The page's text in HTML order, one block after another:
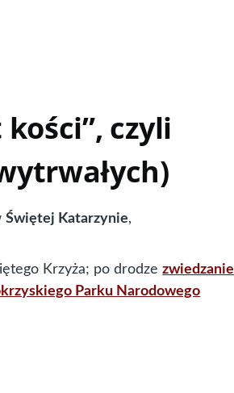
czyli
Świętej Katarzynie,
Krzyża; po drodzezwiedzanie
Parku Narodowego